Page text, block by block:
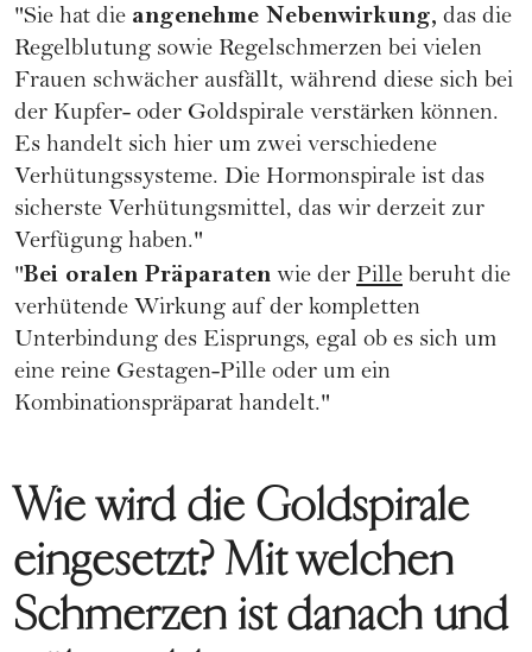
"Sie hat die angenehme Nebenwirkung, das die
Regelblutung sowie Regelschmerzen bei vielen
Frauen schwächer ausfällt, während diese sich bei
der Kupfer- oder Goldspirale verstärken können.
Es handelt sich hier um zwei verschiedene
Verhütungssysteme. Die Hormonspirale ist das
sicherste Verhütungsmittel, das wir derzeit zur
Verfügung haben."
"Bei oralen Präparaten wie der Pille beruht die
verhütende Wirkung auf der kompletten
Unterbindung des Eisprungs, egal ob es sich um
eine reine Gestagen-Pille oder um ein
Kombinationspräparat handelt."
Wie wird die Goldspirale
eingesetzt? Mit welchen
Schmerzen ist danach und